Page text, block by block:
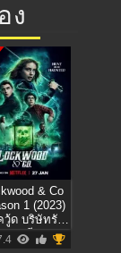
ง
& Co
1 (2023)
วู้ด บริษัทรับ
ล่าผี